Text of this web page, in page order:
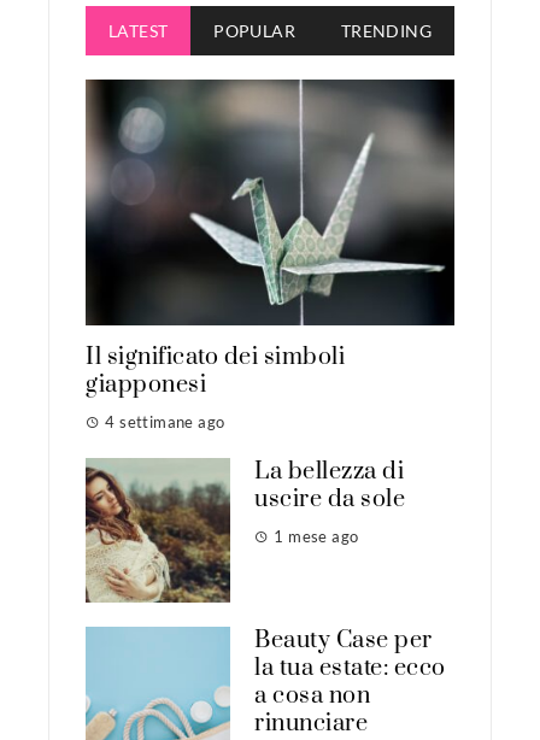
LATEST POPULAR TRENDING
Il significato dei simboli
giapponesi
4 settimane ago
La bellezza di
uscire da sole
1 mese ago
Beauty Case per
la tua estate: ecco
a cosa non
rinunciare